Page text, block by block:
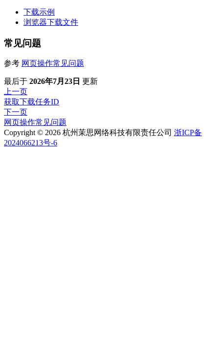
下载示例
浏览器下载文件
常见问题
参考 网页操作常见问题
最后于 2026年7月23日 更新
上一页
获取下载任务ID
下一页
网页操作常见问题
Copyright © 2026 杭州茉思网络科技有限责任公司 浙ICP备
2024066213号-6